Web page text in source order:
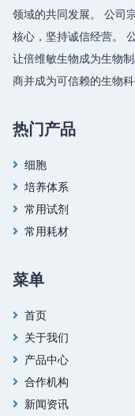
领域的共同发展。 公司
核心，坚持诚信经营。
让倍维敏生物成为生物
商并成为可信赖的生物科
热门产品
细胞
培养体系
常用试剂
常用耗材
菜单
首页
关于我们
产品中心
合作机构
新闻资讯